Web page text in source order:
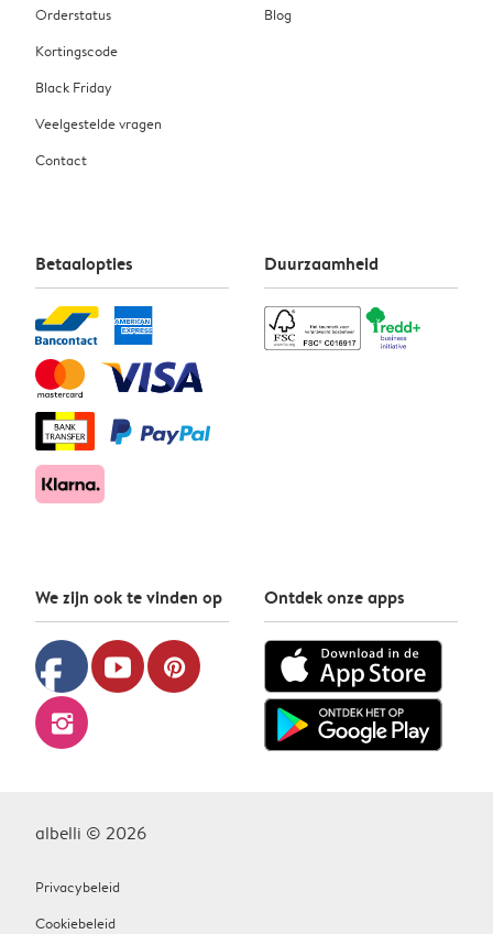
Orderstatus
Kortingscode
Black Friday
Veelgestelde vragen
Contact
Blog
Betaalopties Duurzaamheid
We zijn ook te vinden op
facebook youtube pinterest
instagram
Ontdek onze apps
albelli © 2026
Privacybeleid
Cookiebeleid